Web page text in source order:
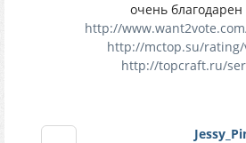
очень благодарен
http://
http://mctop.su/
http://topcraft.ru/